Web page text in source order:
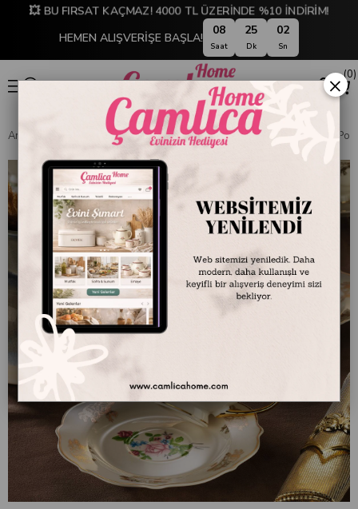
💥 BU FIRSAT KAÇMAZ! 4000 TL ÜZERİNDE %10 İNDİRİM!
HEMEN ALIŞVERİŞE BAŞLA! 08
Saat
25
Dk
01
Sn
0
Anasayfa SOFRA & MUTFAK ÇAY & KAHVE TAKIMLARI Bohem
×